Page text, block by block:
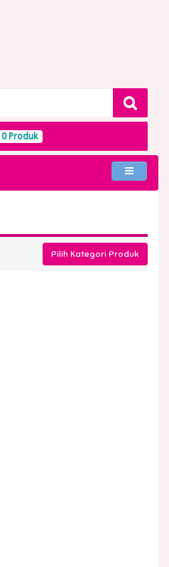
0 Produk
Pilih Kategori Produk